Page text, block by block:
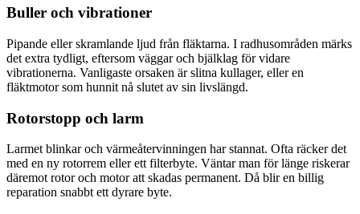
Buller och vibrationer
Pipande eller skramlande ljud från fläktarna. I radhusområden märks
det extra tydligt, eftersom väggar och bjälklag för vidare
vibrationerna. Vanligaste orsaken är slitna kullager, eller en
fläktmotor som hunnit nå slutet av sin livslängd.
Rotorstopp och larm
Larmet blinkar och värmeåtervinningen har stannat. Ofta räcker det
med en ny rotorrem eller ett filterbyte. Väntar man för länge riskerar
däremot rotor och motor att skadas permanent. Då blir en billig
reparation snabbt ett dyrare byte.